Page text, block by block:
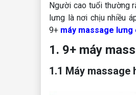
Người cao tuổi thường
lưng là nơi chịu nhiều
9+ máy massage lưng
1. 9+ máy
1.1 Máy massage